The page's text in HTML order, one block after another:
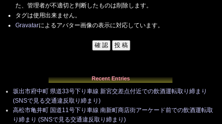
た、管理者が不適切と判断したものは削除します。
タグは使用出来ません。
Gravatarによるアバター画像の表示に対応しています。
Recent Entries
坂出市府中町 県道33号下り車線 新宮交差点付近での飲酒運転取り締まり
(SNSで見る交通違反取り締まり)
高松市亀井町 国道11号下り車線 南新町商店街アーケード前での飲酒運転取
り締まり (SNSで見る交通違反取り締まり)